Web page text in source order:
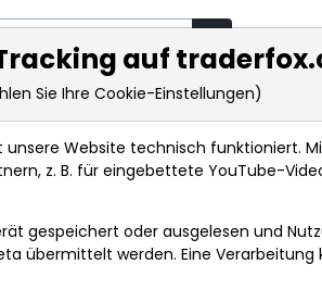
Tools Realtimekurse Nachrichten
auf
Sie Ihre Cookie-Einstellungen)
Website technisch funktioniert.
z. B. für eingebettete YouTube-
gespeichert oder ausgelesen und
übermittelt werden. Eine